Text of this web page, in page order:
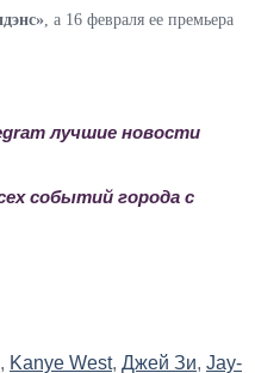
, а 16 февраля ее премьера
лучшие новости
событий города с
, Kanye West, Джей Зи, Jay-